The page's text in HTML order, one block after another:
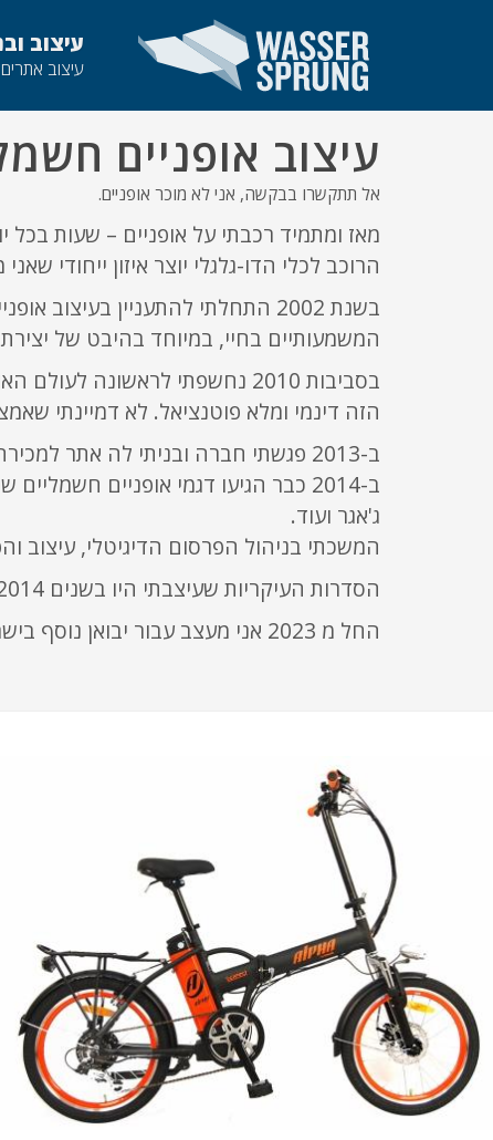
עיצוב
עיצוב
עיצוב אופניים
אל תתקשרו בבקשה, אני לא מוכר אופניים.
מאז ומתמיד רכבתי על אופניים – שעות
הרוכב לכלי הדו-גלגלי יוצר איזון ייחודי
בשנת 2002 התחלתי להתעניין
המשמעותיים בחיי, במיוחד בהיבט של
בסביבות 2010 נחשפתי
הזה דינמי ומלא פוטנציאל. לא דמיינתי
ב-2013 פגשתי חברה ובניתי לה אתר למכירת אופניים חשמליים מיובאים. נהיינו חברים טובים והיה ברור שהמפגש הזה יהיה מעניין.
ג'אגר ועוד.
המשכתי בניהול הפרסום הדיגיטלי, עיצוב
הסדרות העיקריות שעיצבתי היו בשנים 2014, 2016, 2018, 2022.
החל מ 2023 אני מעצב עבור יבואן נוסף בישראל וב 2025 יגיעו לישראל דגמים חדשים ומעניינים.